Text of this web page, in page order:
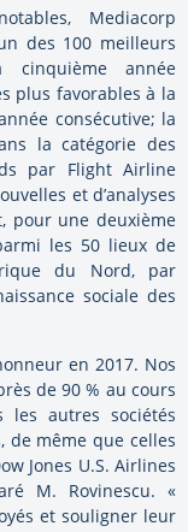
Mediacorp
des 100 meilleurs
année
plus favorables à la
consécutive; la
la catégorie des
par Flight Airline
et d’analyses
pour une deuxième
les 50 lieux de
du Nord, par
sociale des
en 2017. Nos
de 90 % au cours
les autres sociétés
de même que celles
Jones U.S. Airlines
M. Rovinescu. «
et souligner leur